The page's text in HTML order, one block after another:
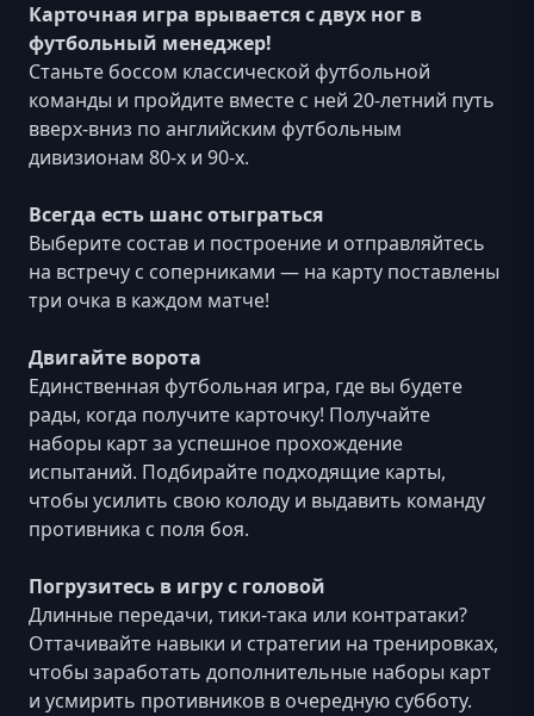
Карточная игра врывается с двух ног в
футбольный менеджер!
Станьте боссом классической футбольной
команды и пройдите вместе с ней 20-летний путь
вверх-вниз по английским футбольным
дивизионам 80-х и 90-х.
Всегда есть шанс отыграться
Выберите состав и построение и отправляйтесь
на встречу с соперниками — на карту поставлены
три очка в каждом матче!
Двигайте ворота
Единственная футбольная игра, где вы будете
рады, когда получите карточку! Получайте
наборы карт за успешное прохождение
испытаний. Подбирайте подходящие карты,
чтобы усилить свою колоду и выдавить команду
противника с поля боя.
Погрузитесь в игру с головой
Длинные передачи, тики-така или контратаки?
Оттачивайте навыки и стратегии на тренировках,
чтобы заработать дополнительные наборы карт
и усмирить противников в очередную субботу.